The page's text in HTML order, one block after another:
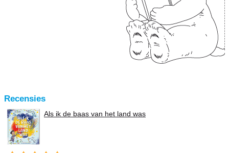
Recensies
Als ik de baas van het land was